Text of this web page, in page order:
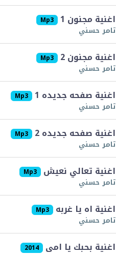
اغنية مجنون 1 Mp3
تامر حسني
اغنية مجنون 2 Mp3
تامر حسني
اغنية صفحه جديده 1 Mp3
تامر حسني
اغنية صفحه جديده 2 Mp3
تامر حسني
اغنية تعالي نعيش Mp3
تامر حسني
اغنية اه يا غربه Mp3
تامر حسني
اغنية بحبك يا امى 2014